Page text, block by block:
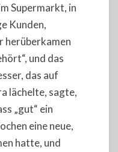
Supermarkt, in
Kunden,
herüberkamen
und das
das auf
lächelte, sagte,
„gut“ ein
eine neue,
hatte, und